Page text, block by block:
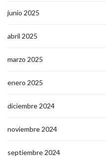
junio 2025
abril 2025
marzo 2025
enero 2025
diciembre 2024
noviembre 2024
septiembre 2024